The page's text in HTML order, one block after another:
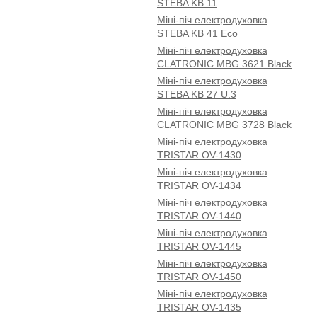
STEBA KB 11
Міні-піч електродуховка
STEBA KB 41 Eco
Міні-піч електродуховка
CLATRONIC MBG 3621 Black
Міні-піч електродуховка
STEBA KB 27 U.3
Міні-піч електродуховка
CLATRONIC MBG 3728 Black
Міні-піч електродуховка
TRISTAR OV-1430
Міні-піч електродуховка
TRISTAR OV-1434
Міні-піч електродуховка
TRISTAR OV-1440
Міні-піч електродуховка
TRISTAR OV-1445
Міні-піч електродуховка
TRISTAR OV-1450
Міні-піч електродуховка
TRISTAR OV-1435